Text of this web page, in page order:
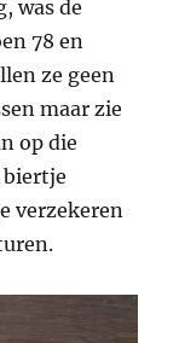
was de
78 en
ze geen
maar zie
op die
biertje
verzekeren